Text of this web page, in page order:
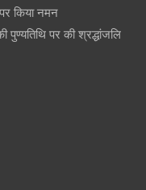
किया नमन
पुण्यतिथि पर की श्रद्धांजलि